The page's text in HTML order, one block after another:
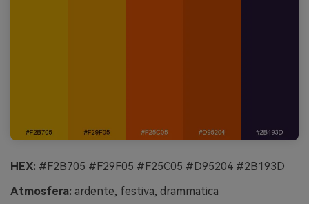
HEX: #F2B705 #F29F05 #F25C05 #D95204 #2B193D
Atmosfera: ardente, festiva, drammatica